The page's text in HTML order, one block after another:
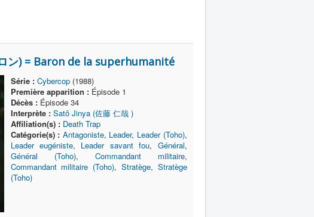
ン) = Baron de la superhumanité
Série : Cybercop(1988)
Première apparition :Épisode 1
Décès :Épisode 34
Interprète : Satô Jinya (佐藤 仁哉 )
Affiliation(s) : Death Trap
Catégorie(s) : Antagoniste, Leader, Leader (Toho),
Leader eugéniste, Leader savant fou, Général,
Général (Toho), Commandant militaire,
Commandant militaire (Toho), Stratège, Stratège
(Toho)